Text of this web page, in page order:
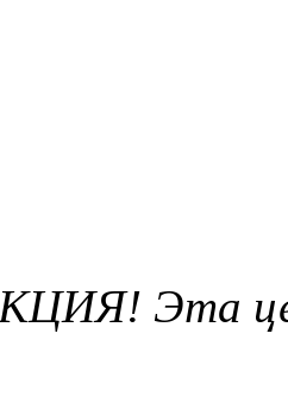
Эта